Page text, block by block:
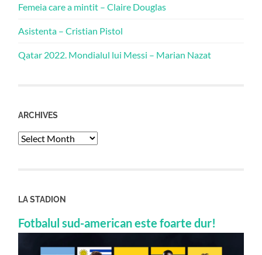
Femeia care a mintit – Claire Douglas
Asistenta – Cristian Pistol
Qatar 2022. Mondialul lui Messi – Marian Nazat
ARCHIVES
Archives
LA STADION
Fotbalul sud-american este foarte dur!